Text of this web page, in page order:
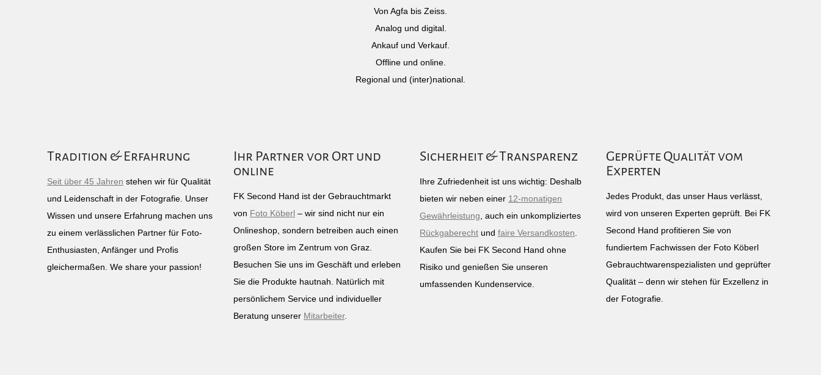
Von Agfa bis Zeiss.
Analog und digital.
Ankauf und Verkauf.
Offline und online.
Regional und (inter)national.
Tradition & Erfahrung
Seit über 45 Jahren stehen wir für Qualität
und Leidenschaft in der Fotografie. Unser
Wissen und unsere Erfahrung machen uns
zu einem verlässlichen Partner für Foto-
Enthusiasten, Anfänger und Profis
gleichermaßen. We share your passion!
Ihr Partner vor Ort und
online
FK Second Hand ist der Gebrauchtmarkt
von Foto Köberl – wir sind nicht nur ein
Onlineshop, sondern betreiben auch einen
großen Store im Zentrum von Graz.
Besuchen Sie uns im Geschäft und erleben
Sie die Produkte hautnah. Natürlich mit
persönlichem Service und individueller
Beratung unserer Mitarbeiter.
Sicherheit & Transparenz
Ihre Zufriedenheit ist uns wichtig: Deshalb
bieten wir neben einer 12-monatigen
Gewährleistung , auch ein unkompliziertes
Rückgaberecht und faire Versandkosten
Kaufen Sie bei FK Second Hand ohne
Risiko und genießen Sie unseren
umfassenden Kundenservice.
Geprüfte Qualität vom
Experten
Jedes Produkt, das unser Haus verlässt,
wird von unseren Experten geprüft. Bei FK
Second Hand profitieren Sie von
fundiertem Fachwissen der Foto Köberl
Gebrauchtwarenspezialisten und geprüfter
Qualität – denn wir stehen für Exzellenz in
der Fotografie.